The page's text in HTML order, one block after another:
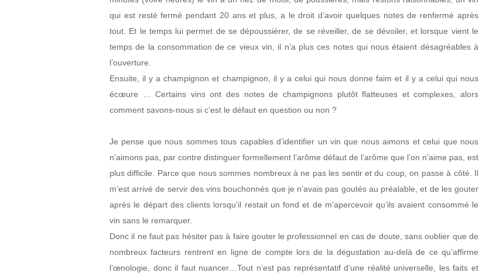
qui est resté fermé pendant 20 ans et plus, a le droit d’avoir quelques notes de renfermé après
tout. Et le temps lui permet de se dépoussiérer, de se réveiller, de se dévoiler, et lorsque vient le
temps de la consommation de ce vieux vin, il n’a plus ces notes qui nous étaient désagréables à
l’ouverture.
Ensuite, il y a champignon et champignon, il y a celui qui nous donne faim et il y a celui qui nous
écœure … Certains vins ont des notes de champignons plutôt flatteuses et complexes, alors
comment savons-nous si c’est le défaut en question ou non ?
Je pense que nous sommes tous capables d’identifier un vin que nous aimons et celui que nous
n’aimons pas, par contre distinguer formellement l’arôme défaut de l’arôme que l’on n’aime pas, est
plus difficile. Parce que nous sommes nombreux à ne pas les sentir et du coup, on passe à côté. Il
m’est arrivé de servir des vins bouchonnés que je n’avais pas goutés au préalable, et de les gouter
après le départ des clients lorsqu’il restait un fond et de m’apercevoir qu’ils avaient consommé le
vin sans le remarquer.
Donc il ne faut pas hésiter pas à faire gouter le professionnel en cas de doute, sans oublier que de
nombreux facteurs rentrent en ligne de compte lors de la dégustation au-delà de ce qu’affirme
l’œnologie, donc il faut nuancer…Tout n’est pas représentatif d’une réalité universelle, les faits et